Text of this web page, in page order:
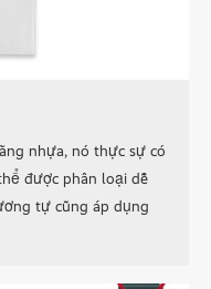
nhựa, nó thực sự có
được phân loại dễ
tự cũng áp dụng